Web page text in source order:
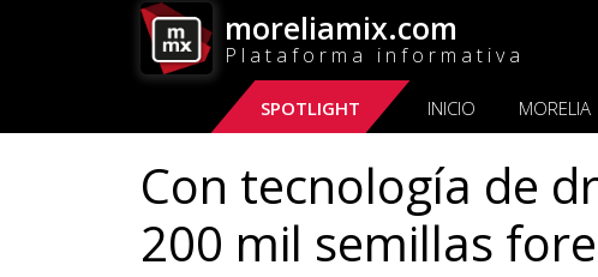
moreliamix.com
Plataforma informativa
SPOTLIGHT INICIO MORELIA
Con tecnología de
200 mil semillas